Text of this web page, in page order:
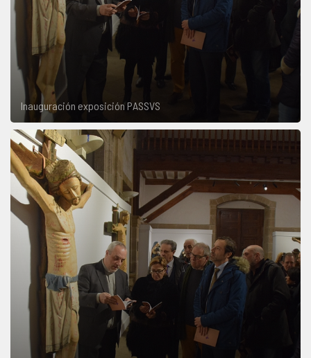
Inauguración exposición PASSVS